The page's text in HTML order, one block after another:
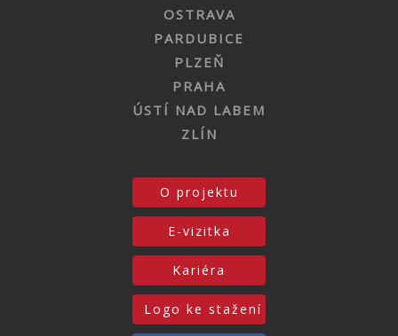
OSTRAVA
PARDUBICE
PLZEŇ
PRAHA
ÚSTÍ NAD LABEM
ZLÍN
O projektu
E-vizitka
Kariéra
Logo ke stažení